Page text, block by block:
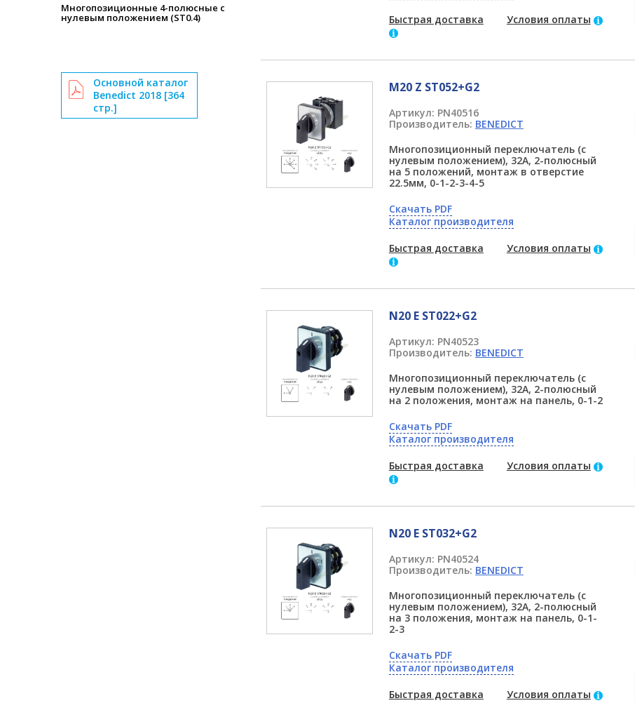
Многопозиционные 4-полюсные с
нулевым положением (ST0.4)
Основной каталог
Benedict 2018 [364
стр.]
Быстрая доставка
Условия оплаты
M20 Z ST052+G2
Артикул: PN40516
Производитель: BENEDICT
Многопозиционный переключатель (с
нулевым положением), 32А, 2-полюсный
на 5 положений, монтаж в отверстие
22.5мм, 0-1-2-3-4-5
Скачать PDF
Каталог производителя
Быстрая доставка
Условия оплаты
N20 E ST022+G2
Артикул: PN40523
Производитель: BENEDICT
Многопозиционный переключатель (с
нулевым положением), 32А, 2-полюсный
на 2 положения, монтаж на панель, 0-1-2
Скачать PDF
Каталог производителя
Быстрая доставка
Условия оплаты
N20 E ST032+G2
Артикул: PN40524
Производитель: BENEDICT
Многопозиционный переключатель (с
нулевым положением), 32А, 2-полюсный
на 3 положения, монтаж на панель, 0-1-
2-3
Скачать PDF
Каталог производителя
Быстрая доставка
Условия оплаты